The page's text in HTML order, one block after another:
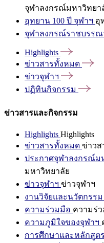
จุฬาลงกรณ์มหาวิทยา
อุทยาน 100 ปี จุฬาฯ อุ
จุฬาลงกรณ์ราชบรรณ
Highlights
ข่าวสารทั้งหมด
ข่าวจุฬาฯ
ปฏิทินกิจกรรม
ข่าวสารและกิจกรรม
Highlights Highlights
ข่าวสารทั้งหมด ข่าวส
ประกาศจุฬาลงกรณ์ม
มหาวิทยาลัย
ข่าวจุฬาฯ ข่าวจุฬาฯ
งานวิจัยและนวัตกรรม
ความร่วมมือ ความร่
ความภูมิใจของจุฬาฯ
การศึกษาและหลักสูตร